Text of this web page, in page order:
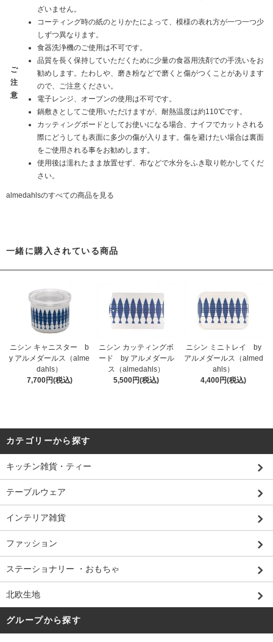
ご
注
意
ざいません。
コーティング時の紙のとりかたによって、模様の表れ方が一つ一つ少
しずつ異なります。
食器洗浄機のご使用は不可です。
品質を長く保持していただくために少量の食器用洗剤での手洗いをお
勧めします。たわしや、磨き粉などで磨くと傷がつくことがあります
ので、ご注意ください。
電子レンジ、オーブンの使用は不可です。
鍋敷きとしてご使用いただけますが、耐熱温度は約110℃です。
カッティングボードとしてお使いになる場合、ナイフでカットされる
際にどうしても表面に多少の傷が入ります。傷を避けたい場合は裏面
をご使用される事をお勧めします。
使用後は濡れたまま放置せず、布などで水分をふき取り乾かしてくだ
さい。
almedahlsのすべての商品を見る
一緒に購入されている商品
ニシン キャニスター b
y アルメダールス（alme
dahls）
7,700円(税込)
ニシン カッティングボ
ード by アルメダール
ス（almedahls）
5,500円(税込)
ニシン ミニトレイ by
アルメダールス（almed
ahls）
4,400円(税込)
カテゴリーから探す
キッチン雑貨・ティー
テーブルウェア
インテリア雑貨
ファッション
ステーショナリー ・おもちゃ
北欧生地
グループから探す